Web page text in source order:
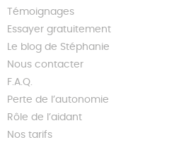
Témoignages
Essayer gratuitement
Le blog de Stéphanie
Nous contacter
F.A.Q.
Perte de l’autonomie
Rôle de l’aidant
Nos tarifs